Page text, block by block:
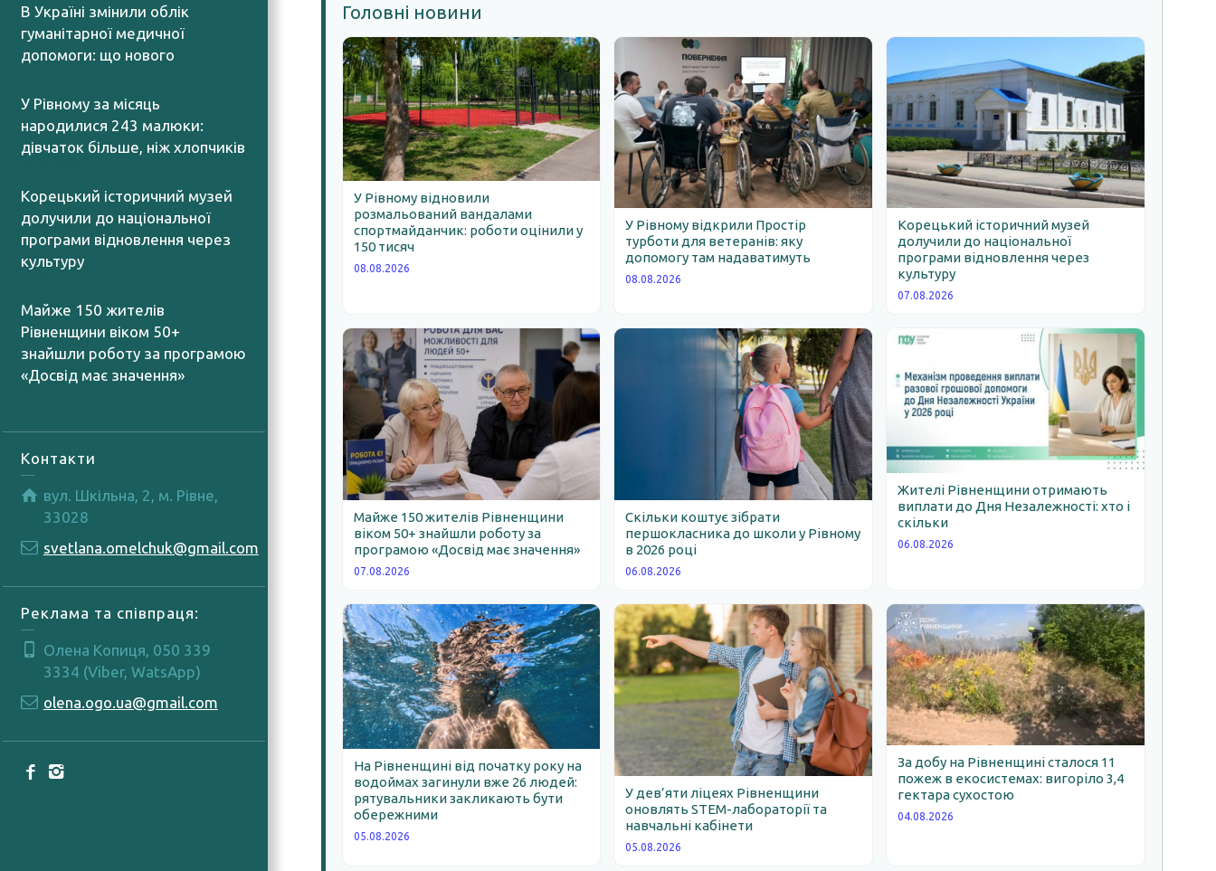
В Україні змінили облік
гуманітарної медичної
допомоги: що нового
У Рівному за місяць
народилися 243 малюки:
дівчаток більше, ніж хлопчиків
Корецький історичний музей
долучили до національної
програми відновлення через
культуру
Майже 150 жителів
Рівненщини віком 50+
знайшли роботу за програмою
«Досвід має значення»
Контакти
вул. Шкільна, 2, м. Рівне,
33028
svetlana.omelchuk@gmail.com
Реклама та співпраця:
Олена Копиця, 050 339
3334 (Viber, WatsApp)
olena.ogo.ua@gmail.com
Головні новини
У Рівному відновили
розмальований вандалами
спортмайданчик: роботи оцінили у
150 тисяч
08.08.2026
У Рівному відкрили Простір
турботи для ветеранів: яку
допомогу там надаватимуть
08.08.2026
Корецький історичний музей
долучили до національної
програми відновлення через
культуру
07.08.2026
Майже 150 жителів Рівненщини
віком 50+ знайшли роботу за
програмою «Досвід має значення»
07.08.2026
Скільки коштує зібрати
першокласника до школи у Рівному
в 2026 році
06.08.2026
Жителі Рівненщини отримають
виплати до Дня Незалежності: хто і
скільки
06.08.2026
На Рівненщині від початку року на
водоймах загинули вже 26 людей:
рятувальники закликають бути
обережними
05.08.2026
У дев’яти ліцеях Рівненщини
оновлять STEM-лабораторії та
навчальні кабінети
05.08.2026
За добу на Рівненщині сталося 11
пожеж в екосистемах: вигоріло 3,4
гектара сухостою
04.08.2026